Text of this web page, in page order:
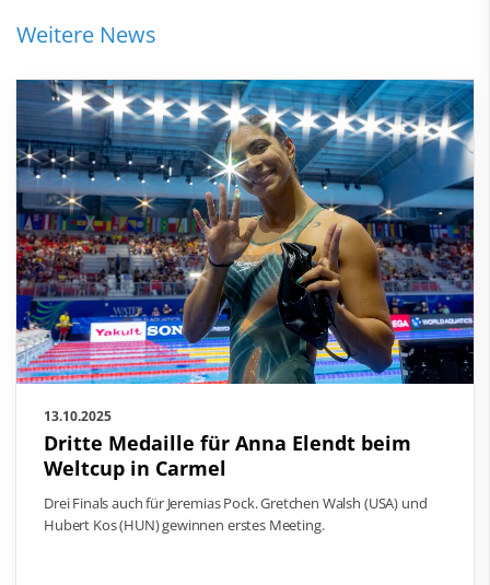
Weitere News
13.10.2025
Dritte Medaille für Anna Elendt beim
Weltcup in Carmel
Drei Finals auch für Jeremias Pock. Gretchen Walsh (USA) und
Hubert Kos (HUN) gewinnen erstes Meeting.